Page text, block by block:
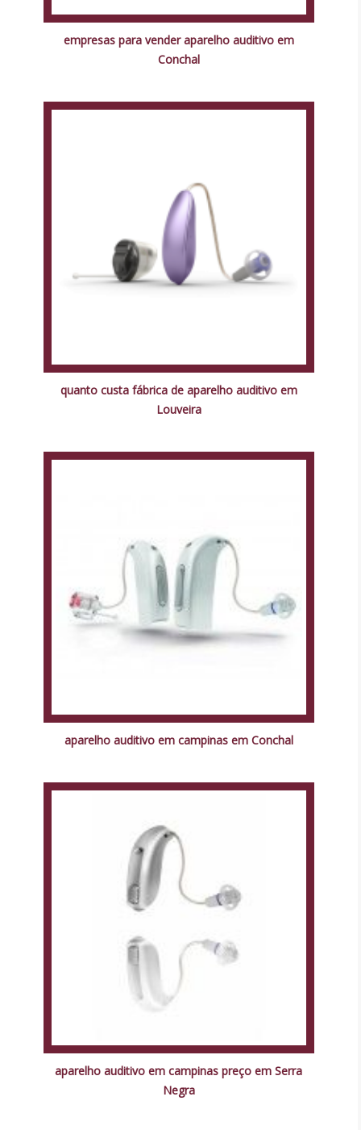
empresas para vender aparelho auditivo em
Conchal
quanto custa fábrica de aparelho auditivo em
Louveira
aparelho auditivo em campinas em Conchal
aparelho auditivo em campinas preço em Serra
Negra